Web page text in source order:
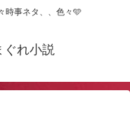
時事ネタ、、色々🩵
ぐれ小説